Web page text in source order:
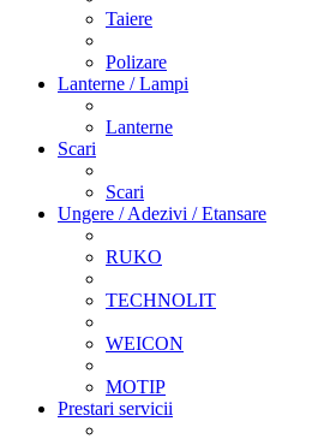
Taiere
Polizare
Lanterne / Lampi
Lanterne
Scari
Scari
Ungere / Adezivi / Etansare
RUKO
TECHNOLIT
WEICON
MOTIP
Prestari servicii